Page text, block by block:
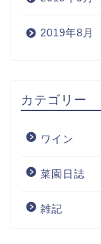
2019年8月
カテゴリー
ワイン
菜園日誌
雑記